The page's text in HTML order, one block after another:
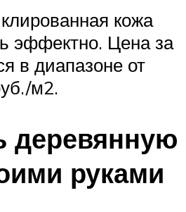
кожа
эффектно. Цена за
в диапазоне от
м2.
деревянную
руками